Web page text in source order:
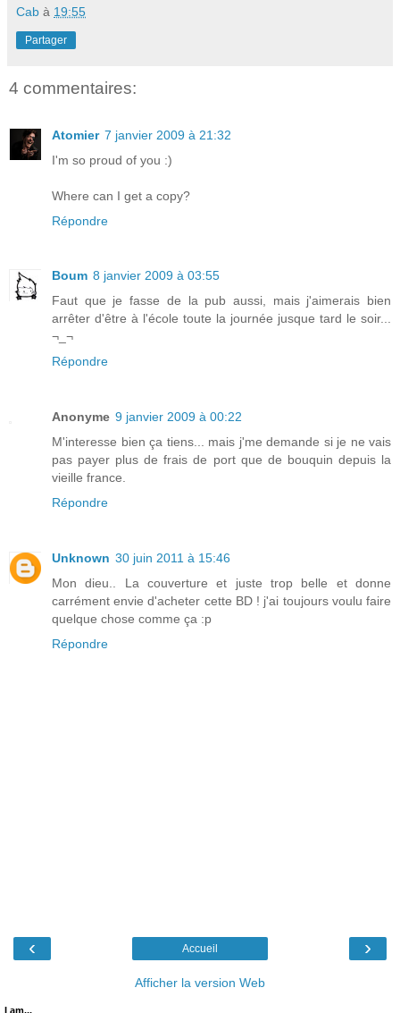
Cab à 19:55
Partager
4 commentaires:
Atomier 7 janvier 2009 à 21:32
I'm so proud of you :)
Where can I get a copy?
Répondre
Boum 8 janvier 2009 à 03:55
Faut que je fasse de la pub aussi, mais j'aimerais bien
arrêter d'être à l'école toute la journée jusque tard le soir...
¬_¬
Répondre
Anonyme 9 janvier 2009 à 00:22
M'interesse bien ça tiens... mais j'me demande si je ne vais
pas payer plus de frais de port que de bouquin depuis la
vieille france.
Répondre
Unknown 30 juin 2011 à 15:46
Mon dieu.. La couverture et juste trop belle et donne
carrément envie d'acheter cette BD ! j'ai toujours voulu faire
quelque chose comme ça :p
Répondre
‹ ›
Accueil
Afficher la version Web
I am...